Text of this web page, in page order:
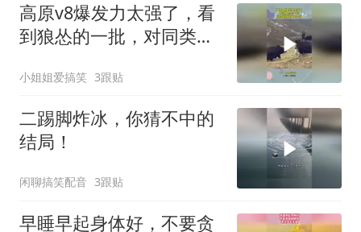
高原v8爆发力太强了，看
到狼怂的一批，对同类感
小姐姐爱搞笑 3跟贴
二踢脚炸冰，你猜不中的
结局！
闲聊搞笑配音 3跟贴
早睡早起身体好，不要贪